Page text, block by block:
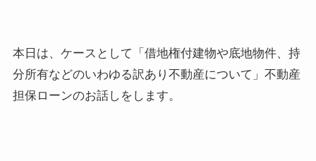
本日は、ケースとして「借地権付建物や底地物件、持
分所有などのいわゆる訳あり不動産について」不動産
担保ローンのお話しをします。